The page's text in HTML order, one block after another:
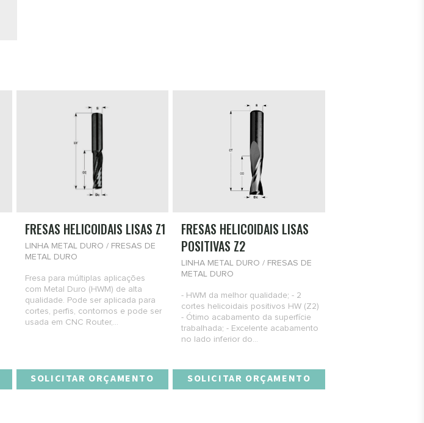
FRESAS HELICOIDAIS LISAS Z1
LINHA METAL DURO / FRESAS DE
METAL DURO
Fresa para múltiplas aplicações
com Metal Duro (HWM) de alta
qualidade. Pode ser aplicada para
cortes, perfis, contornos e pode ser
usada em CNC Router,...
SOLICITAR ORÇAMENTO
FRESAS HELICOIDAIS LISAS
POSITIVAS Z2
LINHA METAL DURO / FRESAS DE
METAL DURO
- HWM da melhor qualidade; - 2
cortes helicoidais positivos HW (Z2)
- Ótimo acabamento da superfície
trabalhada; - Excelente acabamento
no lado inferior do...
SOLICITAR ORÇAMENTO